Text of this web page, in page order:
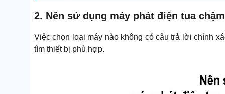
2. Nên sử dụng máy phát điện tua
Việc chọn loại máy nào không có câu trả lời chính
tìm thiết bị phù hợp.